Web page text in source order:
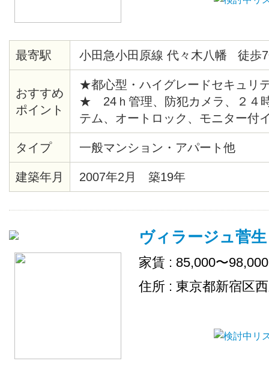
最寄駅 小田急小田原線 代々木八幡 徒歩
おすすめ
ポイント
★都心型・ハイグレードセキュリ
★ 24ｈ管理、防犯カメラ、２４
テム、オートロック、モニター付
給湯、バストイレ別、暖房便座、
ションフロア、各居室照明、ピク
時間換気システム、クローゼット
ス、エレベーター、宅配ロッカー
出し可、敷地内ごみ置き場、ネッ
タイプ 一般マンション・アパート他
建築年月 2007年2月 築19年
ヴィラージュ菅生
家賃 : 85,000〜
住所 : 東京都新宿区